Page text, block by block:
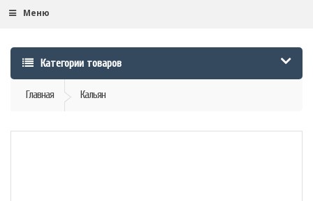
Меню
Категории товаров
Главная Кальян